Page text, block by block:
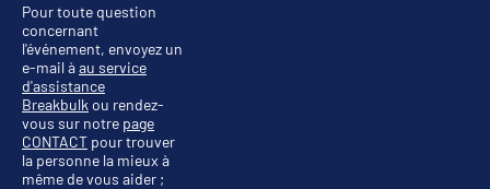
Pour toute question
concernant
l'événement, envoyez un
e-mail àau service
d'assistance
Breakbulk ou rendez-
vous sur notre page
CONTACT pour trouver
la personne la mieux à
même de vous aider ;